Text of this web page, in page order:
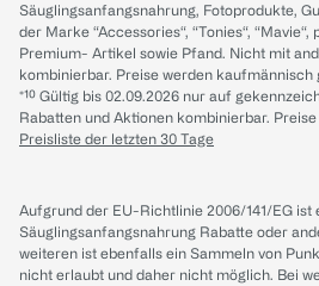
Säuglingsanfangsnahrung, Fotoprodukte,
der Marke “Accessories“, “Tonies“,
Premium- Artikel sowie Pfand. Nicht mit
kombinierbar. Preise werden kaufmännisch
*¹⁰ Gültig bis 02.09.2026 nur auf
Rabatten und Aktionen kombinierbar.
Preisliste der letzten 30 Tage
Aufgrund der EU-Richtlinie 2006/141/EG ist
Säuglingsanfangsnahrung Rabatte oder
weiteren ist ebenfalls ein Sammeln von
nicht erlaubt und daher nicht möglich. Bei